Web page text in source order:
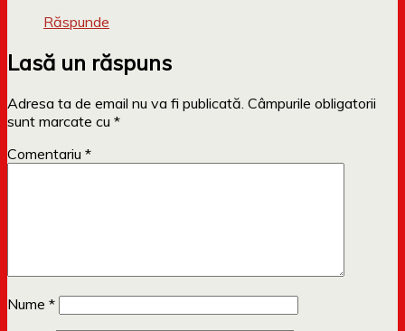
Răspunde
Lasă un răspuns
Adresa ta de email nu va fi publicată. Câmpurile obligatorii
sunt marcate cu *
Comentariu *
Nume *